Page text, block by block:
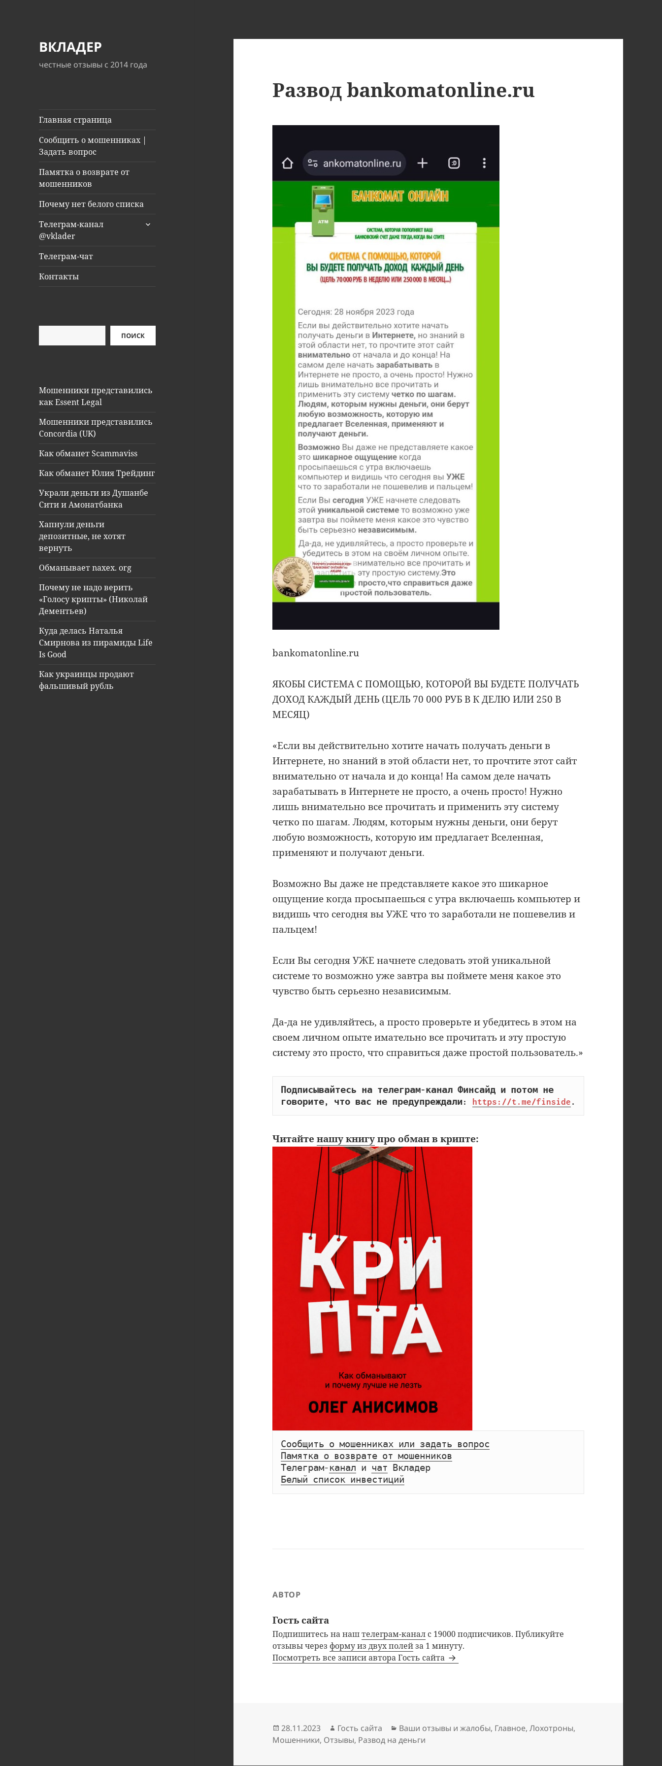
ВКЛАДЕР
честные отзывы с 2014 года
Главная страница
Сообщить о мошенниках |
Задать вопрос
Памятка о возврате от
мошенников
Почему нет белого списка
Телеграм-канал
@vklader
раскрыть
Телеграм-чат
Контакты
ПОИСК
Мошенники представились
как Essent Legal
Мошенники представились
Concordia (UK)
Как обманет Scammaviss
Как обманет Юлия Трейдинг
Украли деньги из Душанбе
Сити и Амонатбанка
Хапнули деньги
депозитные, не хотят
вернуть
Обманывает naxex. org
Почему не надо верить
«Голосу крипты» (Николай
Дементьев)
Куда делась Наталья
Смирнова из пирамиды Life
Is Good
Как украинцы продают
фальшивый рубль
Развод bankomatonline.ru
bankomatonline.ru
ЯКОБЫ СИСТЕМА С ПОМОЩЬЮ, КОТОРОЙ ВЫ БУДЕТЕ ПОЛУЧАТЬ
ДОХОД КАЖДЫЙ ДЕНЬ (ЦЕЛЬ 70 000 РУБ В К ДЕЛЮ ИЛИ 250 В
МЕСЯЦ)
«Если вы действительно хотите начать получать деньги в
Интернете, но знаний в этой области нет, то прочтите этот сайт
внимательно от начала и до конца! На самом деле начать
зарабатывать в Интернете не просто, а очень просто! Нужно
лишь внимательно все прочитать и применить эту систему
четко по шагам. Людям, которым нужны деньги, они берут
любую возможность, которую им предлагает Вселенная,
применяют и получают деньги.
Возможно Вы даже не представляете какое это шикарное
ощущение когда просыпаешься с утра включаешь компьютер и
видишь что сегодня вы УЖЕ что то заработали не пошевелив и
пальцем!
Если Вы сегодня УЖЕ начнете следовать этой уникальной
системе то возможно уже завтра вы поймете меня какое это
чувство быть серьезно независимым.
Да-да не удивляйтесь, а просто проверьте и убедитесь в этом на
своем личном опыте имательно все прочитать и эту простую
систему это просто, что справиться даже простой пользователь.»
Подписывайтесь на телеграм-канал Финсайд и потом не
говорите, что вас не предупреждали:
https://t.me/finside .
Читайтенашу книгупро обман в крипте:
Сообщить о мошенниках или задать вопрос
Памятка о возврате от мошенников
Телеграм- канал и чат
Вкладер
Белый список инвестиций
АВТОР
Гость сайта
Подпишитесь на наштелеграм-канал с 19000 подписчиков. Публикуйте
отзывы через форму из двух полейза 1 минуту.
Посмотреть все записи автора Гость сайта
Опубликовано
28.11.2023 Автор
Гость сайта Рубрики
Ваши отзывы и жалобы, Главное,Лохотроны,
Мошенники, Отзывы, Развод на деньги